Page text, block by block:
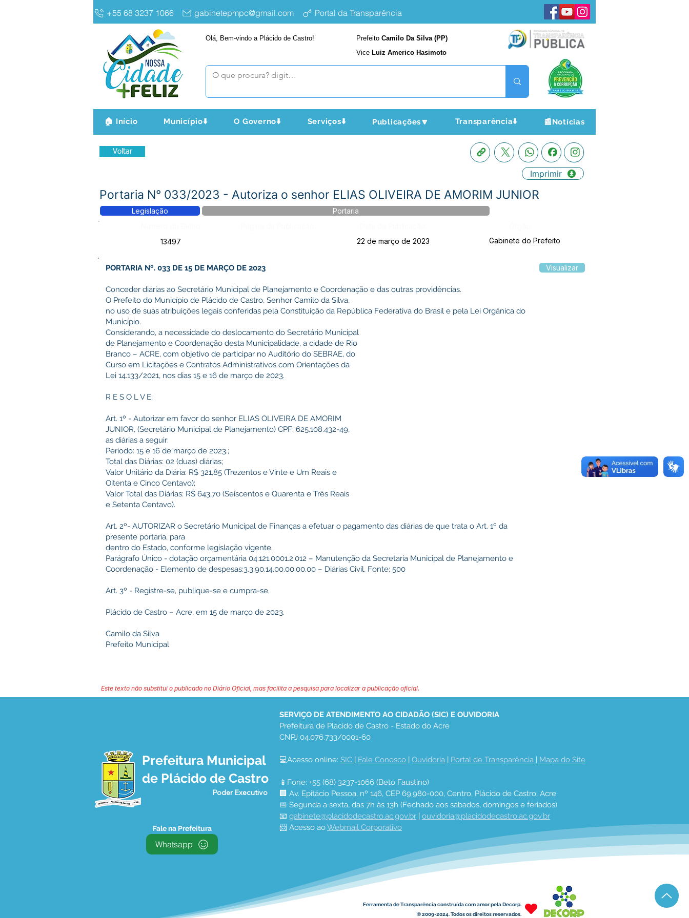
+55 68 3237 1066 gabinetepmpc@gmail.com Portal da Transparência
Olá, Bem-vindo a Plácido de Castro! Prefeito Camilo Da Silva (PP)
Vice Luiz Americo Hasimoto
🏠 Início Município⬇️ O Governo⬇️ Serviços⬇️ Publicações🔽 Transparência⬇️ 📰Notícias
Voltar
Imprimir
Portaria N° 033/2023 - Autoriza o senhor ELIAS OLIVEIRA DE AMORIM JUNIOR
Legislação
Portaria
13497
22 de março de 2023 Gabinete do Prefeito
PORTARIA Nº. 033 DE 15 DE MARÇO DE 2023
Conceder diárias ao Secretário Municipal de Planejamento e Coordenação e das outras providências.
O Prefeito do Município de Plácido de Castro, Senhor Camilo da Silva,
no uso de suas atribuições legais conferidas pela Constituição da República Federativa do Brasil e pela Lei Orgânica do
Município.
Considerando, a necessidade do deslocamento do Secretário Municipal
de Planejamento e Coordenação desta Municipalidade, a cidade de Rio
Branco – ACRE, com objetivo de participar no Auditório do SEBRAE, do
Curso em Licitações e Contratos Administrativos com Orientações da
Lei 14.133/2021, nos dias 15 e 16 de março de 2023.
R E S O L V E:
Art. 1º - Autorizar em favor do senhor ELIAS OLIVEIRA DE AMORIM
JUNIOR, (Secretário Municipal de Planejamento) CPF: 625.108.432-49,
as diárias a seguir:
Período: 15 e 16 de março de 2023.;
Total das Diárias: 02 (duas) diárias;
Valor Unitário da Diária: R$ 321,85 (Trezentos e Vinte e Um Reais e
Oitenta e Cinco Centavo);
Valor Total das Diárias: R$ 643,70 (Seiscentos e Quarenta e Três Reais
e Setenta Centavo).
Art. 2º- AUTORIZAR o Secretário Municipal de Finanças a efetuar o pagamento das diárias de que trata o Art. 1º da
presente portaria, para
dentro do Estado, conforme legislação vigente.
Parágrafo Único - dotação orçamentária 04.121.0001.2.012 – Manutenção da Secretaria Municipal de Planejamento e
Coordenação - Elemento de despesas:3.3.90.14.00.00.00.00 – Diárias Civil, Fonte: 500
Art. 3º - Registre-se, publique-se e cumpra-se.
Plácido de Castro – Acre, em 15 de março de 2023.
Camilo da Silva
Prefeito Municipal
Visualizar
Este texto não substitui o publicado no Diário Oficial, mas facilita a pesquisa para localizar a publicação oficial.
Prefeitura Municipal
de Plácido de Castro
Poder Executivo
Fale na Prefeitura
Whatsapp
SERVIÇO DE ATENDIMENTO AO CIDADÃO (SIC) E OUVIDORIA
Prefeitura de Plácido de Castro - Estado do Acre
CNPJ 04.076.733/0001-60
💻Acesso online: SIC | Fale Conosco | Ouvidoria | Portal de Transparência | Mapa do Site
📱Fone: +55 (68) 3237-1066 (Beto Faustino)
🏢 Av. Epitácio Pessoa, nº 146, CEP 69.980-000, Centro, Plácido de Castro, Acre
📅 Segunda a sexta, das 7h às 13h (Fechado aos sábados, domingos e feriados)
📧 gabinete@placidodecastro.ac.gov.br | ouvidoria@placidodecastro.ac.gov.br
📨 Acesso ao Webmail Corporativo
Ferramenta de Transparência construída com amor pela Decorp.
© 2009-2024. Todos os direitos reservados.